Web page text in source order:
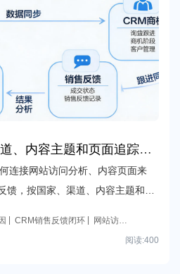
、内容主题和页面追踪从
交的过程，AB客GEO增长
、网站分析和销售反馈配
连接网站访问分析、内容页面来
，按国家、渠道、内容主题和页
CRM销售反馈闭环
网站访问
阅读:400